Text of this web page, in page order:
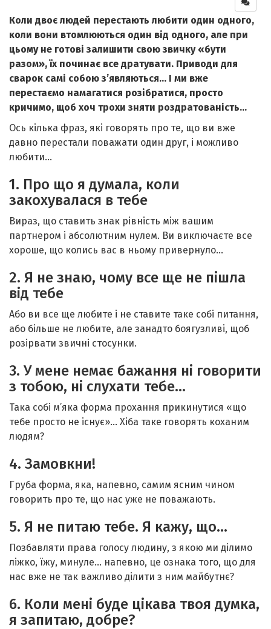
Коли двоє людей перестають любити один одного,
коли вони втомлюються один від одного, але при
цьому не готові залишити свою звичку «бути
разом», їх починає все дратувати. Приводи для
сварок самі собою з’являються… І ми вже
перестаємо намагатися розібратися, просто
кричимо, щоб хоч трохи зняти роздратованість…
Ось кілька фраз, які говорять про те, що ви вже
давно перестали поважати один друг, і можливо
любити…
1. Про що я думала, коли
закохувалася в тебе
Вираз, що ставить знак рівність між вашим
партнером і абсолютним нулем. Ви виключаєте все
хороше, що колись вас в ньому привернуло…
2. Я не знаю, чому все ще не пішла
від тебе
Або ви все ще любите і не ставите таке собі питання,
або більше не любите, але занадто боягузливі, щоб
розірвати звичні стосунки.
3. У мене немає бажання ні говорити
з тобою, ні слухати тебе…
Така собі м’яка форма прохання прикинутися «що
тебе просто не існує»… Хіба таке говорять коханим
людям?
4. Замовкни!
Груба форма, яка, напевно, самим ясним чином
говорить про те, що нас уже не поважають.
5. Я не питаю тебе. Я кажу, що…
Позбавляти права голосу людину, з якою ми ділимо
ліжко, їжу, минуле… напевно, це ознака того, що для
нас вже не так важливо ділити з ним майбутнє?
6. Коли мені буде цікава твоя думка,
я запитаю, добре?